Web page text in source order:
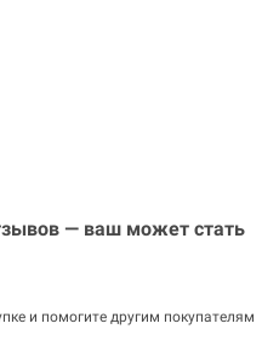
— ваш может стать
и помогите другим покупателям